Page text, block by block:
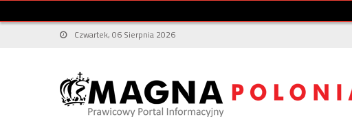
Czwartek, 06 Sierpnia 2026